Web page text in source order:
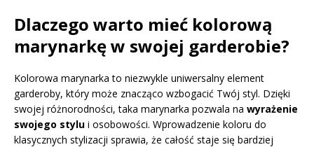
Dlaczego warto mieć kolorową
marynarkę w swojej garderobie?
Kolorowa marynarka to niezwykle uniwersalny element
garderoby, który może znacząco wzbogacić Twój styl. Dzięki
swojej różnorodności, taka marynarka pozwala na wyrażenie
swojego stylu i osobowości. Wprowadzenie koloru do
klasycznych stylizacji sprawia, że całość staje się bardziej